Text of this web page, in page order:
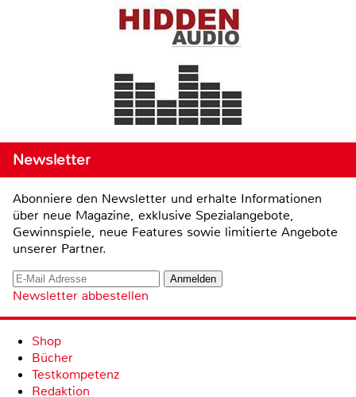
Newsletter
Abonniere den Newsletter und erhalte Informationen
über neue Magazine, exklusive Spezialangebote,
Gewinnspiele, neue Features sowie limitierte Angebote
unserer Partner.
Newsletter abbestellen
Shop
Bücher
Testkompetenz
Redaktion